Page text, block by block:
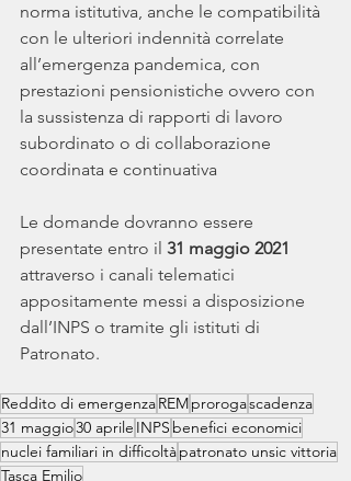
norma istitutiva, anche le compatibilità
con le ulteriori indennità correlate
all’emergenza pandemica, con
prestazioni pensionistiche ovvero con
la sussistenza di rapporti di lavoro
subordinato o di collaborazione
coordinata e continuativa
Le domande dovranno essere
presentate entro il 31 maggio 2021
attraverso i canali telematici
appositamente messi a disposizione
dall’INPS o tramite gli istituti di
Patronato.
Reddito di emergenzaREMprorogascadenza
31 maggio30 aprile INPS benefici economici
nuclei familiari in difficoltàpatronato unsic vittoria
Tasca Emilio